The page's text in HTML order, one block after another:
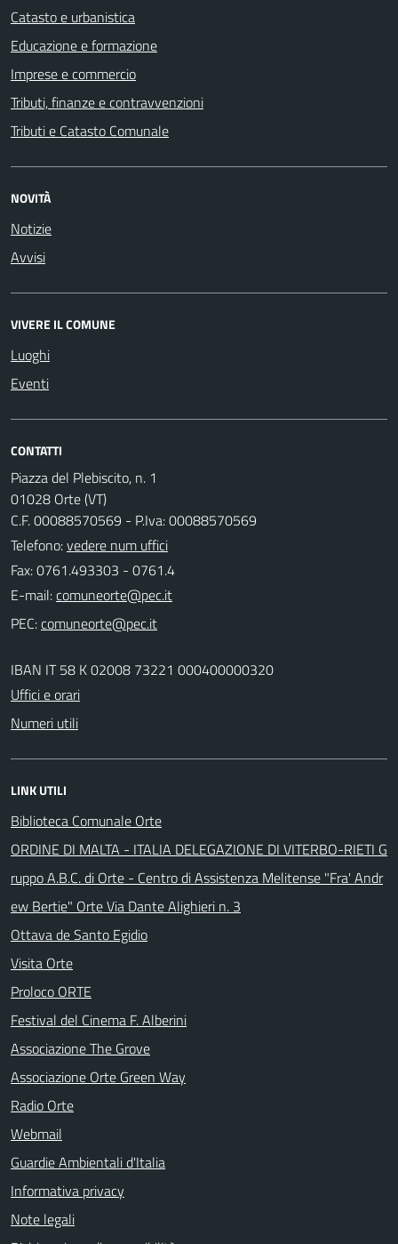
Catasto e urbanistica
Educazione e formazione
Imprese e commercio
Tributi, finanze e contravvenzioni
Tributi e Catasto Comunale
NOVITÀ
Notizie
Avvisi
VIVERE IL COMUNE
Luoghi
Eventi
CONTATTI
Piazza del Plebiscito, n. 1
01028 Orte (VT)
C.F. 00088570569 - P.Iva: 00088570569
Telefono:vedere num uffici
Fax: 0761.493303 - 0761.4
E-mail:
PEC:
IBAN IT 58 K 02008 73221 000400000320
Uffici e orari
Numeri utili
LINK UTILI
Biblioteca Comunale Orte
ORDINE DI MALTA - ITALIA DELEGAZIONE DI VITERBO-RIETI G
ruppo A.B.C. di Orte - Centro di Assistenza Melitense "Fra' Andr
ew Bertie" Orte Via Dante Alighieri n. 3
Ottava de Santo Egidio
Visita Orte
Proloco ORTE
Festival del Cinema F. Alberini
Associazione The Grove
Associazione Orte Green Way
Radio Orte
Webmail
Guardie Ambientali d'Italia
Informativa privacy
Note legali